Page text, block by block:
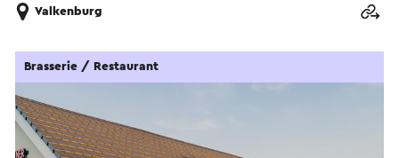
Valkenburg
Brasserie / Restaurant